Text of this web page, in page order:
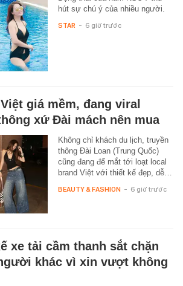
hút sự chú ý của nhiều người.
STAR - 6 giờ trước
giá mềm, đang viral
xứ Đài mách nên mua
Không chỉ khách du lịch, truyền
thông Đài Loan (Trung Quốc)
cũng đang để mắt tới loạt local
brand Việt với thiết kế đẹp, dễ…
BEAUTY & FASHION - 6 giờ trước
xe tải cầm thanh sắt chặn
khác vì xin vượt không